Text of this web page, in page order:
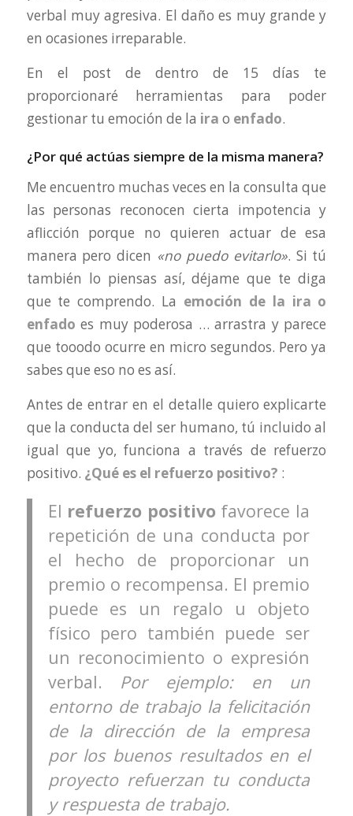
verbal muy agresiva. El daño es muy grande y
en ocasiones irreparable.
En el post de dentro de 15 días te
proporcionaré herramientas para poder
gestionar tu emoción de la ira o enfado.
¿Por qué actúas siempre de la misma manera?
Me encuentro muchas veces en la consulta que
las personas reconocen cierta impotencia y
aflicción porque no quieren actuar de esa
manera pero dicen «no puedo evitarlo». Si tú
también lo piensas así, déjame que te diga
que te comprendo. La emoción de la ira o
enfado es muy poderosa … arrastra y parece
que tooodo ocurre en micro segundos. Pero ya
sabes que eso no es así.
Antes de entrar en el detalle quiero explicarte
que la conducta del ser humano, tú incluido al
igual que yo, funciona a través de refuerzo
positivo. ¿Qué es el refuerzo positivo? :
El refuerzo positivo favorece la
repetición de una conducta por
el hecho de proporcionar un
premio o recompensa. El premio
puede es un regalo u objeto
físico pero también puede ser
un reconocimiento o expresión
verbal. Por ejemplo: en un
entorno de trabajo la felicitación
de la dirección de la empresa
por los buenos resultados en el
proyecto refuerzan tu conducta
y respuesta de trabajo.